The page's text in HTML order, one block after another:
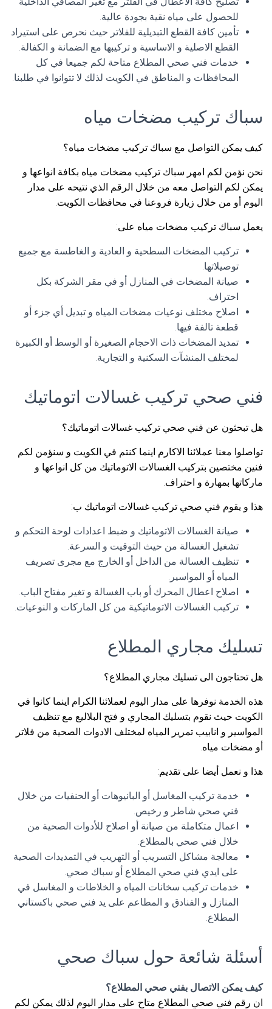
للحصول على مياه نقية بجودة عالية.
تأمين كافة القطع التبديلية للفلاتر حيث نحرص على استيراد
القطع الاصلية و الاساسية و تركيبها مع الضمانة و الكفالة.
خدمات فني صحي المطلاع متاحة لكم جميعا في كل
المحافظات و المناطق في الكويت لذلك لا تتوانوا في طلبنا.
سباك تركيب مضخات مياه
كيف يمكن التواصل مع سباك تركيب مضخات مياه؟
نحن نؤمن لكم امهر سباك تركيب مضخات مياه بكافة انواعها و
يمكن لكم التواصل معه من خلال الرقم الذي نتيحه على مدار
اليوم أو من خلال زيارة فروعنا في محافظات الكويت.
يعمل سباك تركيب مضخات مياه على:
تركيب المضخات السطحية و العادية و الغاطسة مع جميع
توصيلاتها.
صيانة المضخات في المنازل أو في مقر الشركة بكل
احتراف.
اصلاح مختلف نوعيات مضخات المياه و تبديل أي جزء أو
قطعة تالفة فيها.
تمديد المضخات ذات الاحجام الصغيرة أو الوسط أو الكبيرة
لمختلف المنشآت السكنية و التجارية.
فني صحي تركيب غسالات اتوماتيك
هل تبحثون عن فني صحي تركيب غسالات اتوماتيك؟
تواصلوا معنا عملائنا الاكارم اينما كنتم في الكويت و سنؤمن لكم
فنين مختصين بتركيب الغسالات الاتوماتيك من كل انواعها و
ماركاتها بمهارة و احتراف.
هذا و يقوم فني صحي تركيب غسالات اتوماتيك ب:
صيانة الغسالات الاتوماتيك و ضبط اعدادات لوحة التحكم و
تشغيل الغسالة من حيث التوقيت و السرعة.
تنظيف الغسالة من الداخل أو الخارج مع مجرى تصريف
المياه أو المواسير.
اصلاح اعطال المحرك أو باب الغسالة و تغير مفتاح الباب.
تركيب الغسالات الاتوماتيكية من كل الماركات و النوعيات.
تسليك مجاري المطلاع
هل تحتاجون الى تسليك مجاري المطلاع؟
هذه الخدمة نوفرها على مدار اليوم لعملائنا الكرام اينما كانوا في
الكويت حيث نقوم بتسليك المجاري و فتح البلاليع مع تنظيف
المواسير و انابيب تمرير المياه لمختلف الادوات الصحية من فلاتر
أو مضخات مياه.
هذا و نعمل أيضا على تقديم:
خدمة تركيب المغاسل أو البانيوهات أو الحنفيات من خلال
فني صحي شاطر و رخيص.
اعمال متكاملة من صيانة أو اصلاح للأدوات الصحية من
خلال فني صحي بالمطلاع.
معالجة مشاكل التسريب أو التهريب في التمديدات الصحية
على ايدي فني صحي المطلاع أو سباك صحي.
خدمات تركيب سخانات المياه و الخلاطات و المغاسل في
المنازل و الفنادق و المطاعم على يد فني صحي باكستاني
المطلاع.
أسئلة شائعة حول سباك صحي
كيف يمكن الاتصال بفني صحي المطلاع؟
ان رقم فني صحي المطلاع متاح على مدار اليوم لذلك يمكن لكم